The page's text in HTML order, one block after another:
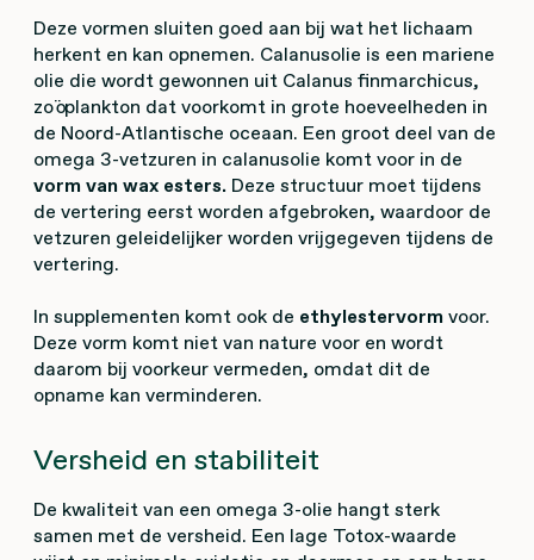
Deze vormen sluiten goed aan bij wat het lichaam
herkent en kan opnemen. Calanusolie is een mariene
olie die wordt gewonnen uit Calanus finmarchicus,
zoöplankton dat voorkomt in grote hoeveelheden in
de Noord-Atlantische oceaan. Een groot deel van de
omega 3-vetzuren in calanusolie komt voor in de
vorm van wax esters. Deze structuur moet tijdens
de vertering eerst worden afgebroken, waardoor de
vetzuren geleidelijker worden vrijgegeven tijdens de
vertering.
In supplementen komt ook de ethylestervormvoor.
Deze vorm komt niet van nature voor en wordt
daarom bij voorkeur vermeden, omdat dit de
opname kan verminderen.
Versheid en stabiliteit
De kwaliteit van een omega 3-olie hangt sterk
samen met de versheid. Een lage Totox-waarde